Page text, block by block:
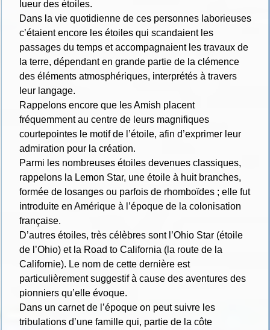
lueur des étoiles.
Dans la vie quotidienne de ces personnes laborieuses
c’étaient encore les étoiles qui scandaient les
passages du temps et accompagnaient les travaux de
la terre, dépendant en grande partie de la clémence
des éléments atmosphériques, interprétés à travers
leur langage.
Rappelons encore que les Amish placent
fréquemment au centre de leurs magnifiques
courtepointes le motif de l’étoile, afin d’exprimer leur
admiration pour la création.
Parmi les nombreuses étoiles devenues classiques,
rappelons la Lemon Star, une étoile à huit branches,
formée de losanges ou parfois de rhomboïdes ; elle fut
introduite en Amérique à l’époque de la colonisation
française.
D’autres étoiles, très célèbres sont l’Ohio Star (étoile
de l’Ohio) et la Road to California (la route de la
Californie). Le nom de cette dernière est
particulièrement suggestif à cause des aventures des
pionniers qu’elle évoque.
Dans un carnet de l’époque on peut suivre les
tribulations d’une famille qui, partie de la côte